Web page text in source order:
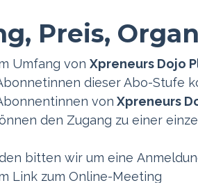
Preis,
Umfang von Xpreneurs Dojo
dieser Abo-Stufe
von Xpreneurs
den Zugang zu einer
bitten wir um eine
Link zum Online-Meeting